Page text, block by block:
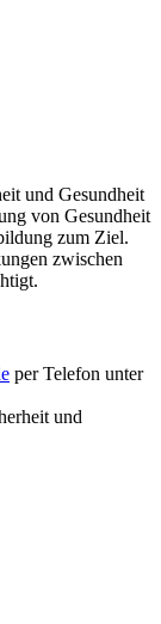
und Gesundheit
von Gesundheit
zum Ziel.
zwischen
per Telefon unter
und